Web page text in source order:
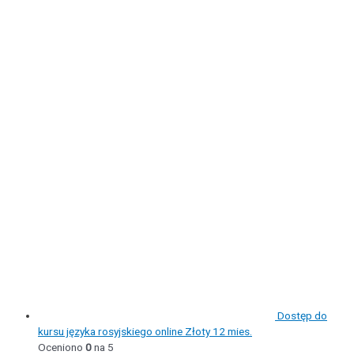
Dostęp do
kursu języka rosyjskiego online Złoty 12 mies.
Oceniono 0na 5